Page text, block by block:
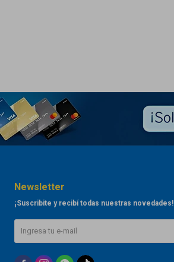
Newsletter
¡Suscribite y recibí todas nuestras novedades!